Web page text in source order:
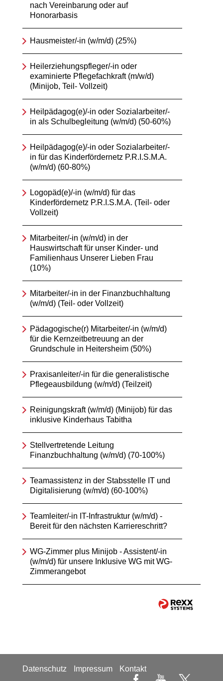
nach Vereinbarung oder auf
Honorarbasis
Hausmeister/-in (w/m/d) (25%)
Heilerziehungspfleger/-in oder
examinierte Pflegefachkraft (m/w/d)
(Minijob, Teil- Vollzeit)
Heilpädagog(e)/-in oder Sozialarbeiter/-
in als Schulbegleitung (w/m/d) (50-60%)
Heilpädagog(e)/-in oder Sozialarbeiter/-
in für das Kinderfördernetz P.R.I.S.M.A.
(w/m/d) (60-80%)
Logopäd(e)/-in (w/m/d) für das
Kinderfördernetz P.R.I.S.M.A. (Teil- oder
Vollzeit)
Mitarbeiter/-in (w/m/d) in der
Hauswirtschaft für unser Kinder- und
Familienhaus Unserer Lieben Frau
(10%)
Mitarbeiter/-in in der Finanzbuchhaltung
(w/m/d) (Teil- oder Vollzeit)
Pädagogische(r) Mitarbeiter/-in (w/m/d)
für die Kernzeitbetreuung an der
Grundschule in Heitersheim (50%)
Praxisanleiter/-in für die generalistische
Pflegeausbildung (w/m/d) (Teilzeit)
Reinigungskraft (w/m/d) (Minijob) für das
inklusive Kinderhaus Tabitha
Stellvertretende Leitung
Finanzbuchhaltung (w/m/d) (70-100%)
Teamassistenz in der Stabsstelle IT und
Digitalisierung (w/m/d) (60-100%)
Teamleiter/-in IT-Infrastruktur (w/m/d) -
Bereit für den nächsten Karriereschritt?
WG-Zimmer plus Minijob - Assistent/-in
(w/m/d) für unsere Inklusive WG mit WG-
Zimmerangebot
Datenschutz Impressum Kontakt